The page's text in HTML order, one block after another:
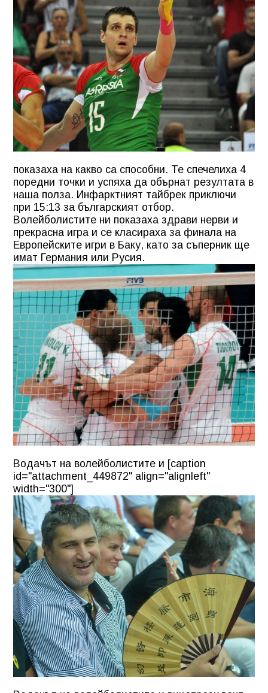
показаха на какво са способни. Те спечелиха 4
поредни точки и успяха да обърнат резултата в
наша полза. Инфарктният тайбрек приключи
при 15:13 за българският отбор.
Волейболистите ни показаха здрави нерви и
прекрасна игра и се класираха за финала на
Европейските игри в Баку, като за съперник ще
имат Германия или Русия.
Водачът на волейболистите и [caption
id="attachment_449872" align="alignleft"
width="300"]